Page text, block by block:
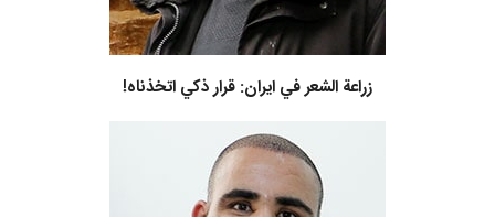
زراعة الشعر في ايران: قرار ذكي اتخذناه!